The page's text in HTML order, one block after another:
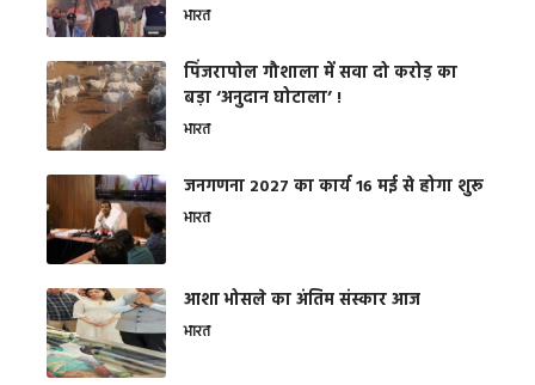
भारत
​पिंजरापोल गौशाला में सवा दो करोड़ का
बड़ा ‘अनुदान घोटाला’ !
भारत
जनगणना 2027 का कार्य 16 मई से होगा शुरू
भारत
आशा भोसले का अंतिम संस्कार आज
भारत